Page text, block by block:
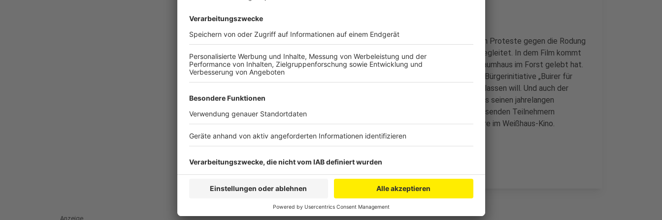
Die Filmemacherin Karin de Miguel Wessendorf hat die vielfältigen Proteste gegen die Rodung
des Hambacher Forstes für den Braunkohle-Tagebau seit 2015 begleitet. In dem Film kommt
unter anderem ein Aktivist zu Wort, der bis zur Rodung in einem Baumhaus im Forst gelebt hat.
Begleitet hat die Filmemacherin außerdem Antje Grothus von der Bürgerinitiative „Buirer für
Buir“ und einen Anwohner von Manheim-alt, der sein Dorf nicht verlassen will. Und auch der
Initiator der Waldspaziergänge, Michael Zobel kommt zu Wort. Aus seinen jahrelangen
Protesten hatten sich zum Schluss Großdemonstrationen mit tausenden Teilnehmern
entwickelt. Der Film hat Dienstagabend um 19 Uhr in Köln Premiere im Weißhaus-Kino.
Anzeige